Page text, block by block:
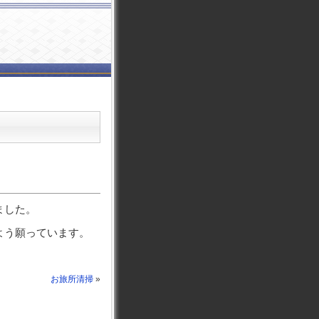
た。
願っています。
お旅所清掃 »